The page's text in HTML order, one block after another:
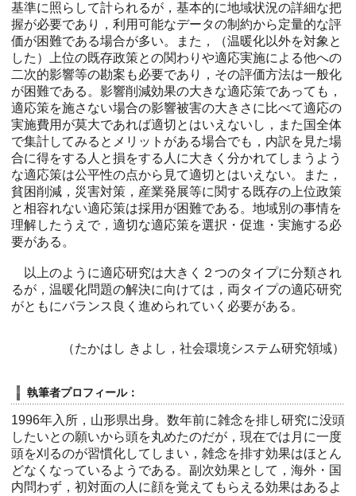
基準に照らして計られるが，基本的に地域状況の詳細な把
握が必要であり，利用可能なデータの制約から定量的な評
価が困難である場合が多い。また，（温暖化以外を対象と
した）上位の既存政策との関わりや適応実施による他への
二次的影響等の勘案も必要であり，その評価方法は一般化
が困難である。影響削減効果の大きな適応策であっても，
適応策を施さない場合の影響被害の大きさに比べて適応の
実施費用が莫大であれば適切とはいえないし，また国全体
で集計してみるとメリットがある場合でも，内訳を見た場
合に得をする人と損をする人に大きく分かれてしまうよう
な適応策は公平性の点から見て適切とはいえない。また，
貧困削減，災害対策，産業発展等に関する既存の上位政策
と相容れない適応策は採用が困難である。地域別の事情を
理解したうえで，適切な適応策を選択・促進・実施する必
要がある。
以上のように適応研究は大きく２つのタイプに分類され
るが，温暖化問題の解決に向けては，両タイプの適応研究
がともにバランス良く進められていく必要がある。
（たかはし きよし，社会環境システム研究領域）
執筆者プロフィール：
1996年入所，山形県出身。数年前に雑念を排し研究に没頭
したいとの願いから頭を丸めたのだが，現在では月に一度
頭を刈るのが習慣化してしまい，雑念を排す効果はほとん
どなくなっているようである。副次効果として，海外・国
内問わず，初対面の人に顔を覚えてもらえる効果はあるよ